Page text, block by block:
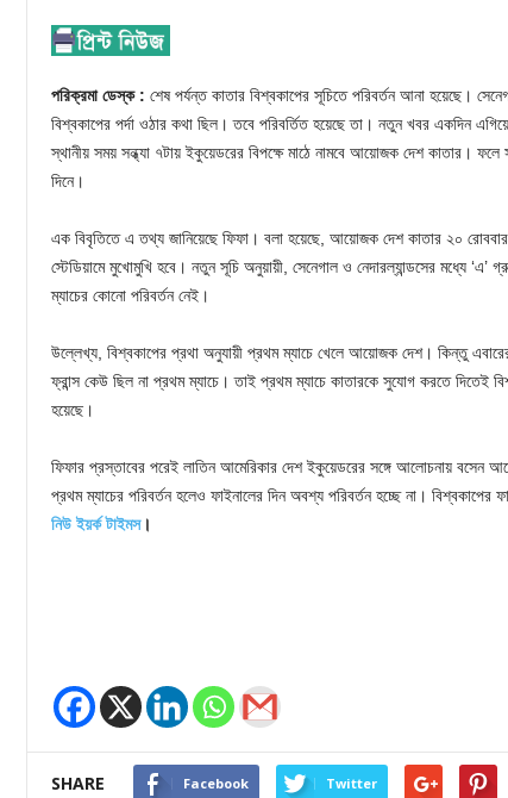
পরিক্রমা ডেস্ক : শেষ পর্যন্ত কাতার বিশ্বকাপের সূচিতে পরিবর্তন আনা হয়েছে।
বিশ্বকাপের পর্দা ওঠার কথা ছিল। তবে পরিবর্তিত হয়েছে তা। নতুন খবর একদিন
স্থানীয় সময় সন্ধ্যা ৭টায় ইকুয়েডরের বিপক্ষে মাঠে নামবে আয়োজক দেশ কাতার।
দিনে।
এক বিবৃতিতে এ তথ্য জানিয়েছে ফিফা। বলা হয়েছে, আয়োজক দেশ কাতার ২০
স্টেডিয়ামে মুখোমুখি হবে। নতুন সূচি অনুয়ায়ী, সেনেগাল ও নেদারল্যান্ডসের মধ্যে ‘এ’
ম্যাচের কোনো পরিবর্তন নেই।
উল্লেখ্য, বিশ্বকাপের প্রথা অনুযায়ী প্রথম ম্যাচে খেলে আয়োজক দেশ। কিন্তু
ফ্রান্স কেউ ছিল না প্রথম ম্যাচে। তাই প্রথম ম্যাচে কাতারকে সুযোগ করতে দিতেই
হয়েছে।
ফিফার প্রস্তাবের পরেই লাতিন আমেরিকার দেশ ইকুয়েডরের সঙ্গে আলোচনায় বসেন
প্রথম ম্যাচের পরিবর্তন হলেও ফাইনালের দিন অবশ্য পরিবর্তন হচ্ছে না। বিশ্বকাপের
নিউ ইয়র্ক টাইমস।
SHARE Facebook Twitter